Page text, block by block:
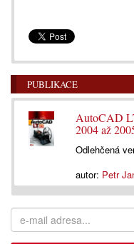
PUBLIKACE
AutoCAD
2004 až
Odlehčená
autor: Petr